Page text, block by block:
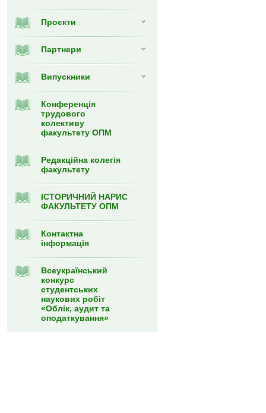
Проєкти
Партнери
Випуcкники
Конференція
трудового
колективу
факультету ОПМ
Редакційна колегія
факультету
ІСТОРИЧНИЙ НАРИС
ФАКУЛЬТЕТУ ОПМ
Контактна
інформація
Всеукраїнський
конкурс
студентських
наукових робіт
«Облік, аудит та
оподаткування»